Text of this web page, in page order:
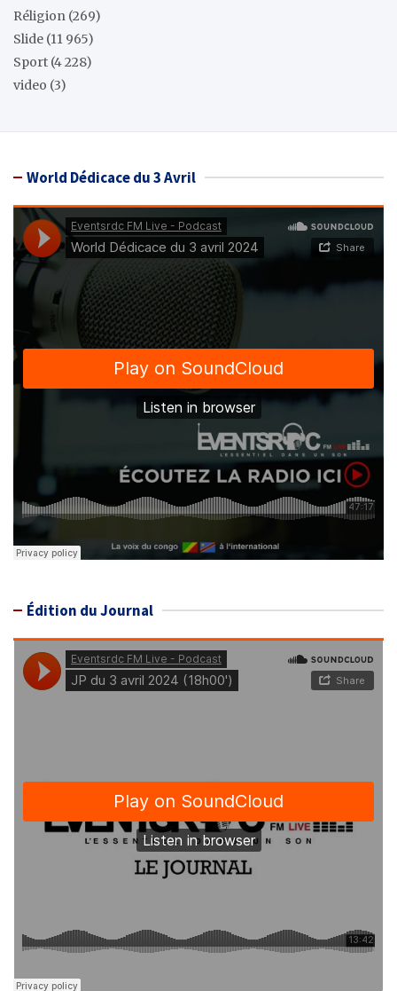
Réligion (269)
Slide (11 965)
Sport (4 228)
video (3)
World Dédicace du 3 Avril
Édition du Journal